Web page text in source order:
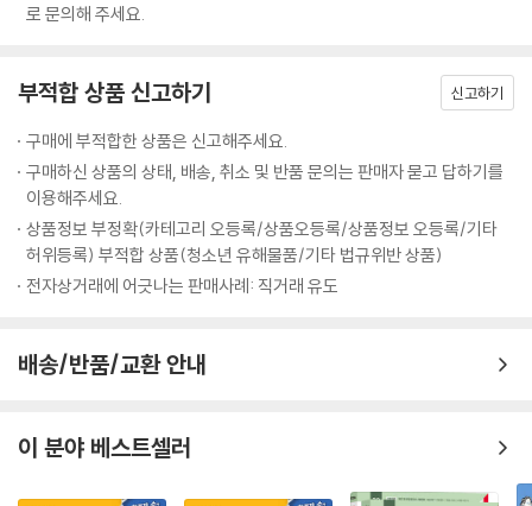
복·암기할 수 있도록 빈칸을 뚫은 체계도를 넣었습니다. 또한 시험에 자주
도, 필수 암기 사항을 별 표시 등으로 표시하였으므로, 이를 활용하여 학습
[이 책의 구성]
1. 체계도로 한눈에 보기 + 2. 빈칸에 채워넣으며 암기!
- 체계도: 공법은 전체적인 절차와 흐름을 먼저 파악한 후 세부적으로 살
한눈에 볼 수 있도록 정리하였습니다. 체계도를 통해 큰 틀을 이해하면서
전체적인 흐름을 파악할 수 있습니다.
해야 문제를 풀 수 있습니다. 무턱대고 암기하기보단 체계도 바로 옆에 빈
칸을 뚫은 체계도를 통해 빈칸을 채워보며 자연스럽게 한 번 더 체계도를
반복하고 암기할 수 있습니다.
로 문의해 주세요.
부적합 상품 신고하기 신고하기
구매에 부적합한 상품은 신고해주세요.
구매하신 상품의 상태, 배송, 취소 및 반품 문의는 판매자 묻고 답하기를
이용해주세요.
상품정보 부정확(카테고리 오등록/상품오등록/상품정보 오등록/기타
허위등록) 부적합 상품(청소년 유해물품/기타 법규위반 상품)
전자상거래에 어긋나는 판매사례: 직거래 유도
배송/반품/교환 안내
이 분야 베스트셀러